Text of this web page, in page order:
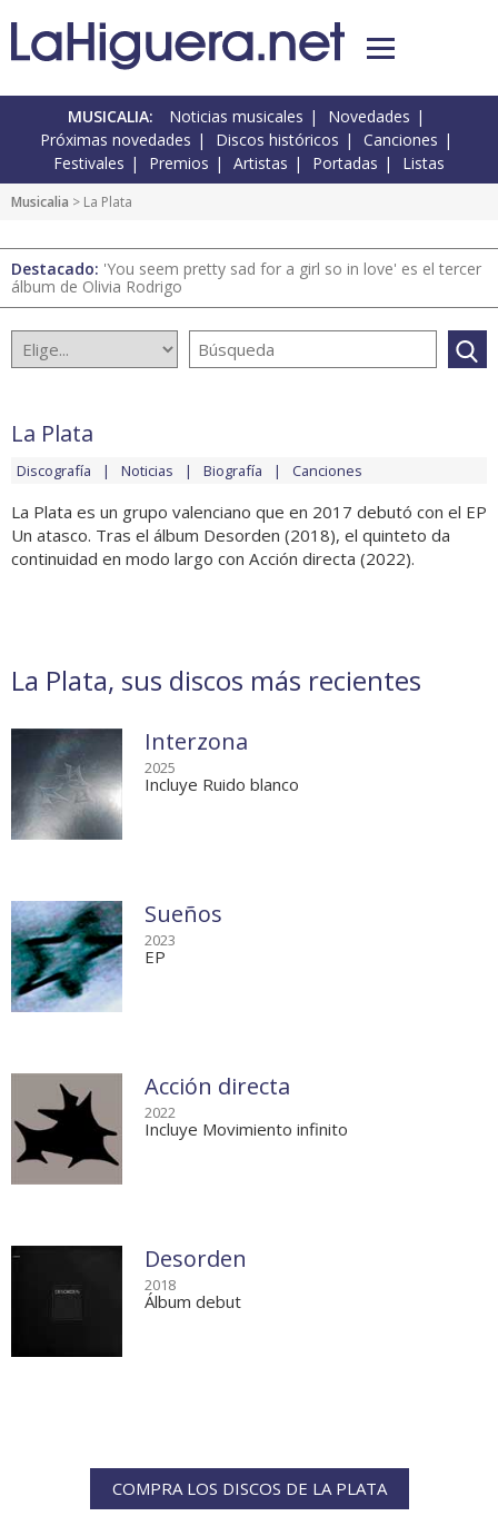
MUSICALIA: Noticias musicales
Novedades
Próximas novedades
Discos históricos
Canciones
Festivales
Premios Artistas Portadas Listas
Musicalia > La Plata
Destacado: 'You seem pretty sad for a girl so in love' es el tercer
álbum de Olivia Rodrigo
La Plata
Discografía Noticias Biografía Canciones
La Plata es un grupo valenciano que en 2017 debutó con el EP
Un atasco. Tras el álbum Desorden (2018), el quinteto da
continuidad en modo largo con Acción directa (2022).
La Plata, sus discos más recientes
Interzona
2025
Incluye Ruido blanco
Sueños
2023
EP
Acción directa
2022
Incluye Movimiento infinito
Desorden
2018
Álbum debut
COMPRA LOS DISCOS DE LA PLATA